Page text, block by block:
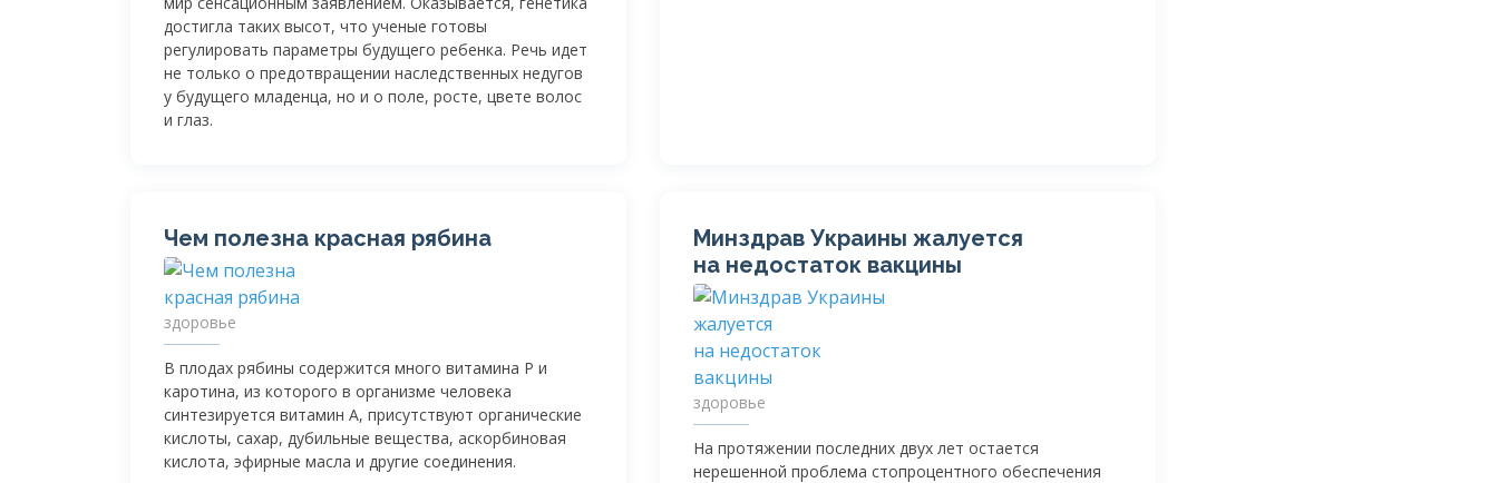
достигла таких высот, что ученые готовы
регулировать параметры будущего ребенка. Речь идет
не только о предотвращении наследственных недугов
у будущего младенца, но и о поле, росте, цвете волос
и глаз.
Чем полезна красная рябина
здоровье
В плодах рябины содержится много витамина Р и
каротина, из которого в организме человека
синтезируется витамин А, присутствуют органические
кислоты, сахар, дубильные вещества, аскорбиновая
кислота, эфирные масла и другие соединения.
Минздрав Украины жалуется
на недостаток вакцины
здоровье
На протяжении последних двух лет остается
нерешенной проблема стопроцентного обеспечения